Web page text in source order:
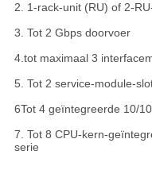
2. 1-rack-unit (RU) of 2-
3. Tot 2 Gbps doorvoer
4.tot maximaal 3
5. Tot 2 service-module-
6Tot 4 geïntegreerde 10/
7. Tot 8 CPU-kern-
serie